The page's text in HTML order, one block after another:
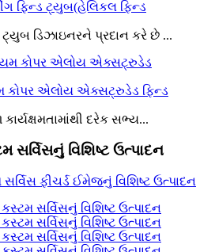
ફિન્ડ ટ્યુબ(હેલિકલ ફિન્ડ
ડિઝાઇનરને પ્રદાન કરે છે ...
કોપર એલોય એક્સટ્રુડેડ ફિન્ડ
કાર્યક્ષમતામાંથી દરેક સભ્ય...
વિશિષ્ટ ઉત્પાદન